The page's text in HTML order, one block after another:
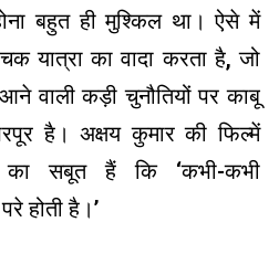
बहुत ही मुश्किल था। ऐसे में
यात्रा का वादा करता है, जो
वाली कड़ी चुनौतियों पर काबू
है। अक्षय कुमार की फिल्में
का सबूत हैं कि ‘कभी-कभी
होती है।’